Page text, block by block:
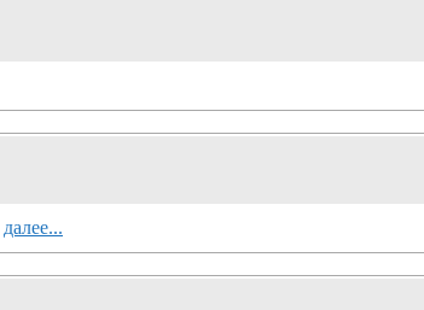
далее...